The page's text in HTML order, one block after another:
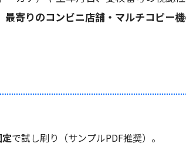
最寄りのコンビニ店舗・マルチコピー
で試し刷り（サンプルPDF推奨）。